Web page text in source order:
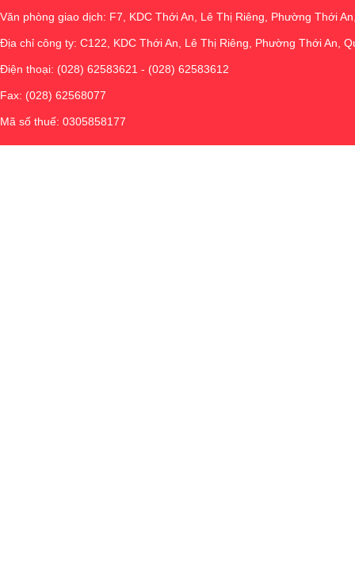
Văn phòng giao dịch: F7, KDC Thới An, Lê Thị Riêng, Phường Thới
Địa chỉ công ty: C122, KDC Thới An, Lê Thị Riêng, Phường Thới An,
Điện thoại: (028) 62583621 - (028) 62583612
Fax: (028) 62568077
Mã số thuế: 0305858177